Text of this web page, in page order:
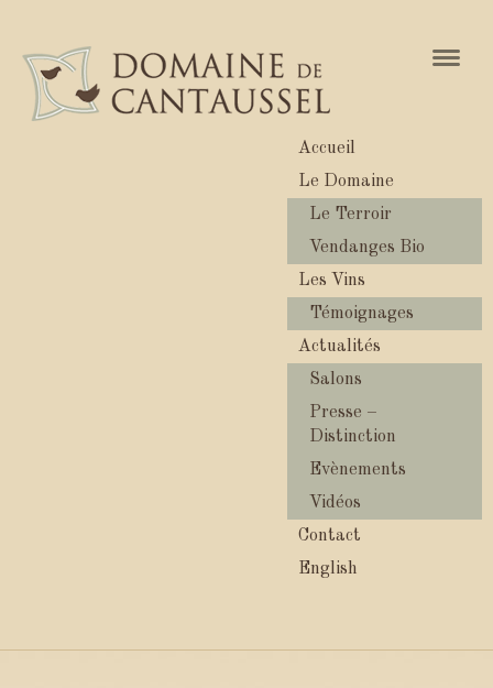
Accueil
Le Domaine
Le Terroir
Vendanges Bio
Les Vins
Témoignages
Actualités
Salons
Presse –
Distinction
Evènements
Vidéos
Contact
English